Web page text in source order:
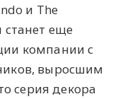
и The
станет еще
компании с
выросшим
серия декора